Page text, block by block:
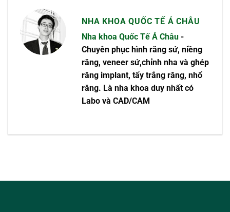
NHA KHOA QUỐC TẾ Á CHÂU
Nha khoa Quốc Tế Á Châu -
Chuyên phục hình răng sứ, niềng
răng, veneer sứ,chỉnh nha và ghép
răng implant, tẩy trắng răng, nhổ
răng. Là nha khoa duy nhất có
Labo và CAD/CAM